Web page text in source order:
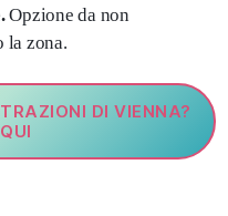
Opzione da non
la zona.
DI VIENNA?